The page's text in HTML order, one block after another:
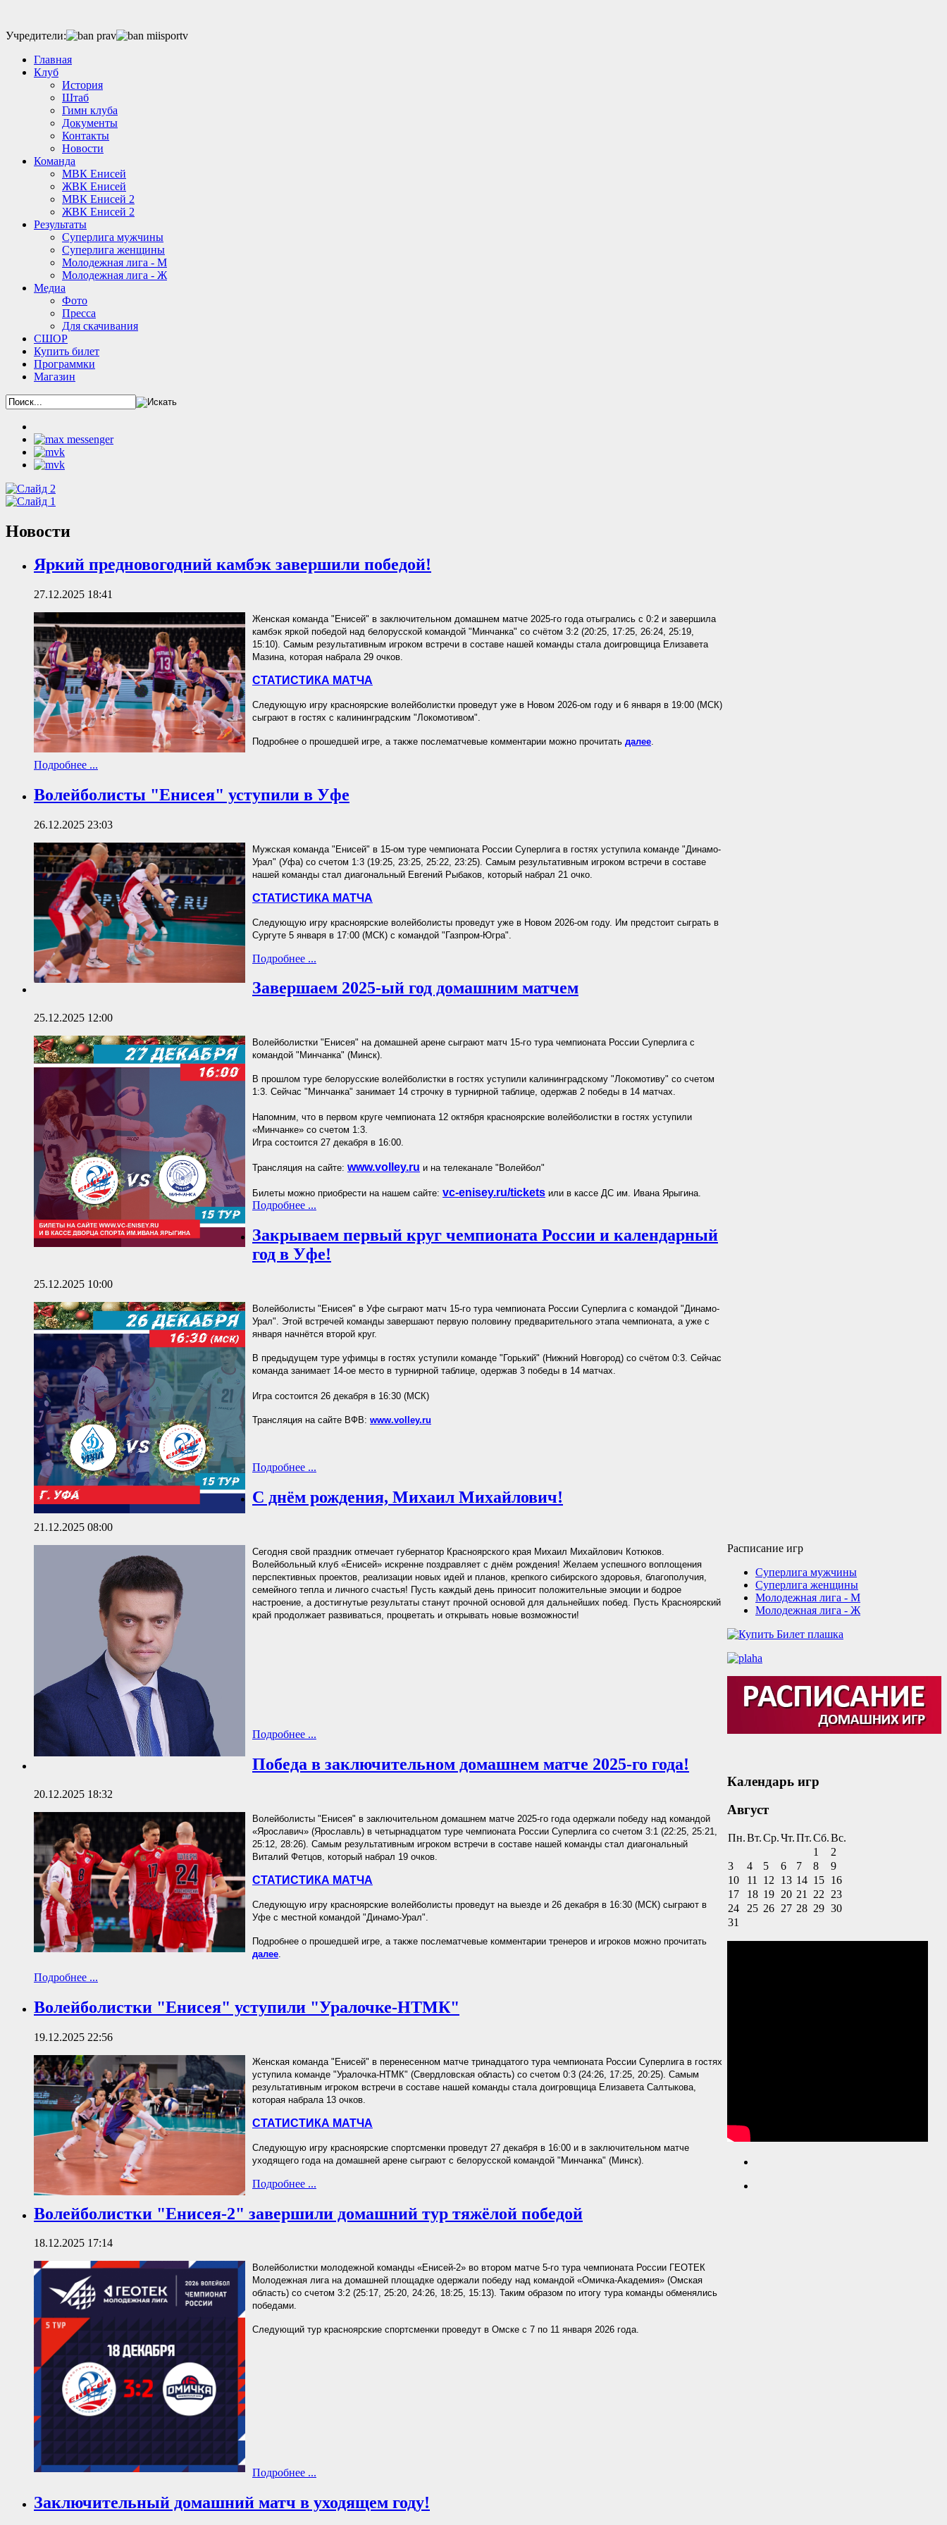
Учредители:
Главная
Клуб
История
Штаб
Гимн клуба
Документы
Контакты
Новости
Команда
МВК Енисей
ЖВК Енисей
МВК Енисей 2
ЖВК Енисей 2
Результаты
Суперлига мужчины
Суперлига женщины
Молодежная лига - М
Молодежная лига - Ж
Медиа
Фото
Пресса
Для скачивания
СШОР
Купить билет
Программки
Магазин
Новости
Яркий предновогодний камбэк завершили победой!
27.12.2025 18:41
Женская команда "Енисей" в заключительном домашнем матче 2025-го года отыгрались с 0:2 и завершила
камбэк яркой победой над белорусской командой "Минчанка" со счётом 3:2 (20:25, 17:25, 26:24, 25:19,
15:10). Самым результативным игроком встречи в составе нашей команды стала доигровщица Елизавета
Мазина, которая набрала 29 очков.
СТАТИСТИКА МАТЧА
Следующую игру красноярские волейболистки проведут уже в Новом 2026-ом году и 6 января в 19:00 (МСК)
сыграют в гостях с калининградским "Локомотивом".
Подробнее о прошедшей игре, а также послематчевые комментарии можно прочитать далее
Подробнее ...
Волейболисты "Енисея" уступили в Уфе
26.12.2025 23:03
Мужская команда "Енисей" в 15-ом туре чемпионата России Суперлига в гостях уступила команде "Динамо-
Урал" (Уфа) со счетом 1:3 (19:25, 23:25, 25:22, 23:25). Самым результативным игроком встречи в составе
нашей команды стал диагональный Евгений Рыбаков, который набрал 21 очко.
СТАТИСТИКА МАТЧА
Следующую игру красноярские волейболисты проведут уже в Новом 2026-ом году. Им предстоит сыграть в
Сургуте 5 января в 17:00 (МСК) с командой "Газпром-Югра".
Подробнее ...
Завершаем 2025-ый год домашним матчем
25.12.2025 12:00
Волейболистки "Енисея" на домашней арене сыграют матч 15-го тура чемпионата России Суперлига с
командой "Минчанка" (Минск).
В прошлом туре белорусские волейболистки в гостях уступили калининградскому "Локомотиву" со счетом
1:3. Сейчас "Минчанка" занимает 14 строчку в турнирной таблице, одержав 2 победы в 14 матчах.
Напомним, что в первом круге чемпионата 12 октября красноярские волейболистки в гостях уступили
«Минчанке» со счетом 1:3.
Игра состоится 27 декабря в 16:00.
Трансляция на сайте: www.volley.ru и на телеканале "Волейбол"
Билеты можно приобрести на нашем сайте: vc-enisey.ru/tickets или в кассе ДС им. Ивана Ярыгина.
Подробнее ...
Закрываем первый круг чемпионата России и календарный
год в Уфе!
25.12.2025 10:00
Волейболисты "Енисея" в Уфе сыграют матч 15-го тура чемпионата России Суперлига с командой "Динамо-
Урал". Этой встречей команды завершают первую половину предварительного этапа чемпионата, а уже с
января начнётся второй круг.
В предыдущем туре уфимцы в гостях уступили команде "Горький" (Нижний Новгород) со счётом 0:3. Сейчас
команда занимает 14-ое место в турнирной таблице, одержав 3 победы в 14 матчах.
Игра состоится 26 декабря в 16:30 (МСК)
Трансляция на сайте ВФВ: www.volley.ru
Подробнее ...
С днём рождения, Михаил Михайлович!
21.12.2025 08:00
Сегодня свой праздник отмечает губернатор Красноярского края Михаил Михайлович Котюков.
Волейбольный клуб «Енисей» искренне поздравляет с днём рождения! Желаем успешного воплощения
перспективных проектов, реализации новых идей и планов, крепкого сибирского здоровья, благополучия,
семейного тепла и личного счастья! Пусть каждый день приносит положительные эмоции и бодрое
настроение, а достигнутые результаты станут прочной основой для дальнейших побед. Пусть Красноярский
край продолжает развиваться, процветать и открывать новые возможности!
Подробнее ...
Победа в заключительном домашнем матче 2025-го года!
20.12.2025 18:32
Волейболисты "Енисея" в заключительном домашнем матче 2025-го года одержали победу над командой
«Ярославич» (Ярославль) в четырнадцатом туре чемпионата России Суперлига со счетом 3:1 (22:25, 25:21,
25:12, 28:26). Самым результативным игроком встречи в составе нашей команды стал диагональный
Виталий Фетцов, который набрал 19 очков.
СТАТИСТИКА МАТЧА
Следующую игру красноярские волейболисты проведут на выезде и 26 декабря в 16:30 (МСК) сыграют в
Уфе с местной командой "Динамо-Урал".
Подробнее о прошедшей игре, а также послематчевые комментарии тренеров и игроков можно прочитать
далее
Подробнее ...
Волейболистки "Енисея" уступили "Уралочке-НТМК"
19.12.2025 22:56
Женская команда "Енисей" в перенесенном матче тринадцатого тура чемпионата России Суперлига в гостях
уступила команде "Уралочка-НТМК" (Свердловская область) со счетом 0:3 (24:26, 17:25, 20:25). Самым
результативным игроком встречи в составе нашей команды стала доигровщица Елизавета Салтыкова,
которая набрала 13 очков.
СТАТИСТИКА МАТЧА
Следующую игру красноярские спортсменки проведут 27 декабря в 16:00 и в заключительном матче
уходящего года на домашней арене сыграют с белорусской командой "Минчанка" (Минск).
Подробнее ...
Волейболистки "Енисея-2" завершили домашний тур тяжёлой победой
18.12.2025 17:14
Волейболистки молодежной команды «Енисей-2» во втором матче 5-го тура чемпионата России ГЕОТЕК
Молодежная лига на домашней площадке одержали победу над командой «Омичка-Академия» (Омская
область) со счетом 3:2 (25:17, 25:20, 24:26, 18:25, 15:13). Таким образом по итогу тура команды обменялись
победами.
Следующий тур красноярские спортсменки проведут в Омске с 7 по 11 января 2026 года.
Подробнее ...
Заключительный домашний матч в уходящем году!
Расписание игр
Суперлига мужчины
Суперлига женщины
Молодежная лига - М
Молодежная лига - Ж
Календарь игр
Август
Пн.Вт.Ср.Чт.Пт.Сб.Вс.
1
2
3
4 5 6 7 8
9
10
11 12 13 14 15 16
17
18 19 20 21 22
23
24
25 26 27 28 29 30
31